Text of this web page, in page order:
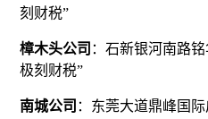
刻财税”
樟木头公司 ：石新银河南路
极刻财税”
南城公司 ：东莞大道鼎峰国